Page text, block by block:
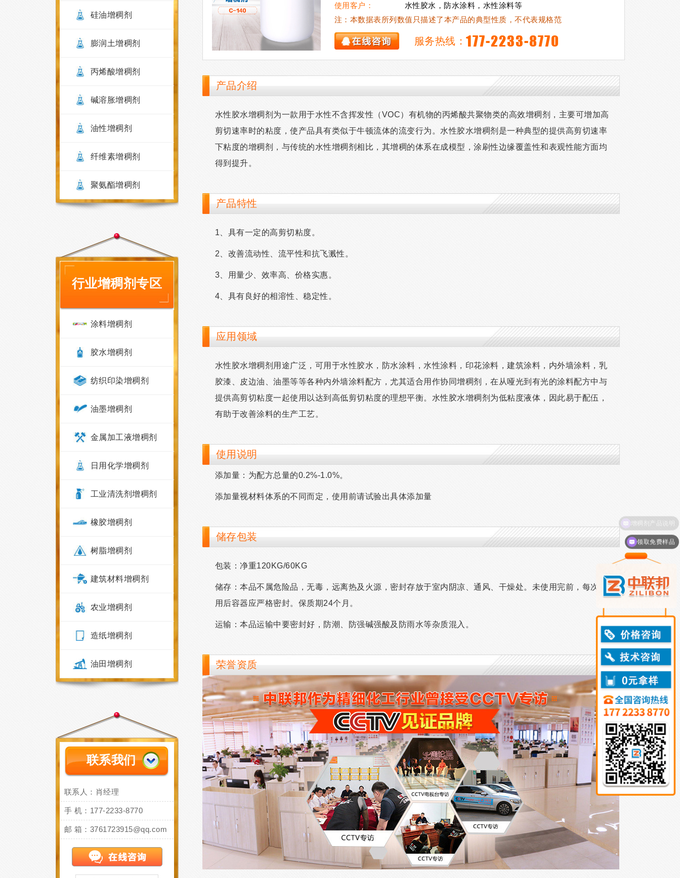
硅油增稠剂
膨润土增稠剂
丙烯酸增稠剂
碱溶胀增稠剂
油性增稠剂
纤维素增稠剂
聚氨酯增稠剂
行业增稠剂专区
涂料增稠剂
胶水增稠剂
纺织印染增稠剂
油墨增稠剂
金属加工液增稠剂
日用化学增稠剂
工业清洗剂增稠剂
橡胶增稠剂
树脂增稠剂
建筑材料增稠剂
农业增稠剂
造纸增稠剂
油田增稠剂
联系我们
联系人：肖经理
手 机：177-2233-8770
邮 箱：3761723915@qq.com
使用客户：
水性胶水，防水涂料，水性涂料等
注：本数据表所列数值只描述了本产品的典型性质，不代表规格范
服务热线： 177-2233-8770
产品介绍
水性胶水增稠剂为一款用于水性不含挥发性（VOC）有机物的丙烯酸共聚物类的高效增稠剂，主要可增加高
剪切速率时的粘度，使产品具有类似于牛顿流体的流变行为。水性胶水增稠剂是一种典型的提供高剪切速率
下粘度的增稠剂，与传统的水性增稠剂相比，其增稠的体系在成模型，涂刷性边缘覆盖性和表观性能方面均
得到提升。
产品特性
1、具有一定的高剪切粘度。
2、改善流动性、流平性和抗飞溅性。
3、用量少、效率高、价格实惠。
4、具有良好的相溶性、稳定性。
应用领域
水性胶水增稠剂用途广泛，可用于水性胶水，防水涂料，水性涂料，印花涂料，建筑涂料，内外墙涂料，乳
胶漆、皮边油、油墨等等各种内外墙涂料配方，尤其适合用作协同增稠剂，在从哑光到有光的涂料配方中与
提供高剪切粘度一起使用以达到高低剪切粘度的理想平衡。水性胶水增稠剂为低粘度液体，因此易于配伍，
有助于改善涂料的生产工艺。
使用说明
添加量：为配方总量的0.2%-1.0%。
添加量视材料体系的不同而定，使用前请试验出具体添加量
储存包装
包装：净重120KG/60KG
储存：本品不属危险品，无毒，远离热及火源，密封存放于室内阴凉、通风、干燥处。未使用完前，每次使
用后容器应严格密封。保质期24个月。
运输：本品运输中要密封好，防潮、防强碱强酸及防雨水等杂质混入。
荣誉资质
领取免费样品